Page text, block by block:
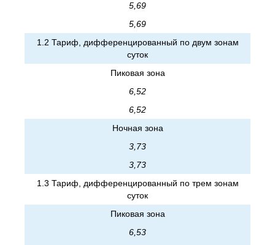
5,69
5,69
1.2 Тариф, дифференцированный по двум зонам
суток
Пиковая зона
6,52
6,52
Ночная зона
3,73
3,73
1.3 Тариф, дифференцированный по трем зонам
суток
Пиковая зона
6,53